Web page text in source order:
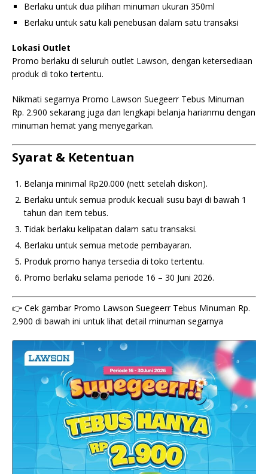
Berlaku untuk dua pilihan minuman ukuran 350ml
Berlaku untuk satu kali penebusan dalam satu transaksi
Lokasi Outlet
Promo berlaku di seluruh outlet Lawson, dengan ketersediaan
produk di toko tertentu.
Nikmati segarnya Promo Lawson Suegeerr Tebus Minuman
Rp. 2.900 sekarang juga dan lengkapi belanja harianmu dengan
minuman hemat yang menyegarkan.
Syarat & Ketentuan
Belanja minimal Rp20.000 (nett setelah diskon).
Berlaku untuk semua produk kecuali susu bayi di bawah 1
tahun dan item tebus.
Tidak berlaku kelipatan dalam satu transaksi.
Berlaku untuk semua metode pembayaran.
Produk promo hanya tersedia di toko tertentu.
Promo berlaku selama periode 16 – 30 Juni 2026.
👉 Cek gambar Promo Lawson Suegeerr Tebus Minuman Rp.
2.900 di bawah ini untuk lihat detail minuman segarnya